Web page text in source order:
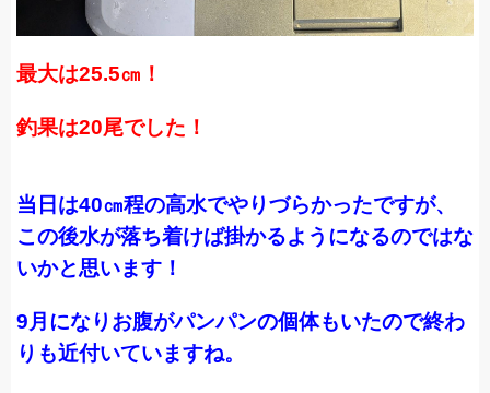
最大は25.5㎝！
釣果は20尾でした！
当日は40㎝程の高水でやりづらかったですが、
この後水が落ち着けば掛かるようになるのではな
いかと思います！
9月になりお腹がパンパンの個体もいたので終わ
りも近付いていますね。